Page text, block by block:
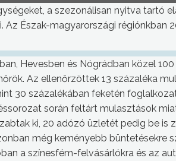
a szezonálisan nyitva tartó
Az Észak-magyarországi régiónkban
Hevesben és Nógrádban közel
Az ellenőrzöttek 13 százaléka
30 százalékában feketén
során feltárt mulasztások
ki, 20 adózó üzletét pedig be is
még keményebb büntetésekre
a színesfém-felvásárlókra és az